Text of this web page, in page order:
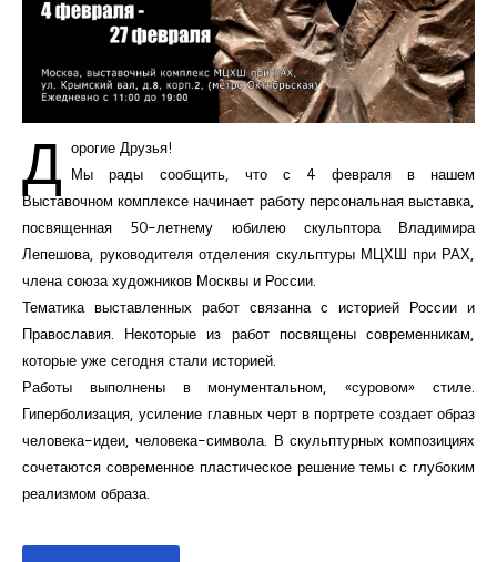
Д орогие Друзья!
Мы рады сообщить, что с 4 февраля в нашем
Выставочном комплексе начинает работу персональная выставка,
посвященная 50-летнему юбилею скульптора Владимира
Лепешова, руководителя отделения скульптуры МЦХШ при РАХ,
члена союза художников Москвы и России.
Тематика выставленных работ связанна с историей России и
Православия. Некоторые из работ посвящены современникам,
которые уже сегодня стали историей.
Работы выполнены в монументальном, «суровом» стиле.
Гиперболизация, усиление главных черт в портрете создает образ
человека-идеи, человека-символа. В скульптурных композициях
сочетаются современное пластическое решение темы с глубоким
реализмом образа.